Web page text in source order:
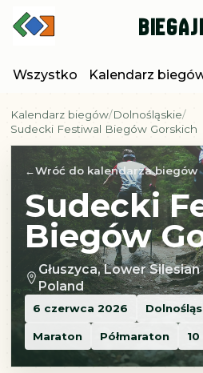
Wszystko Kalendarz
Kalendarz biegów Dolnośląskie
Sudecki Festiwal Biegów Gorskich
Wróć do kalendarza biegów
Sudecki
Biegów
Głuszyca, Lower
Poland
6 czerwca 2026
Maraton Półmaraton